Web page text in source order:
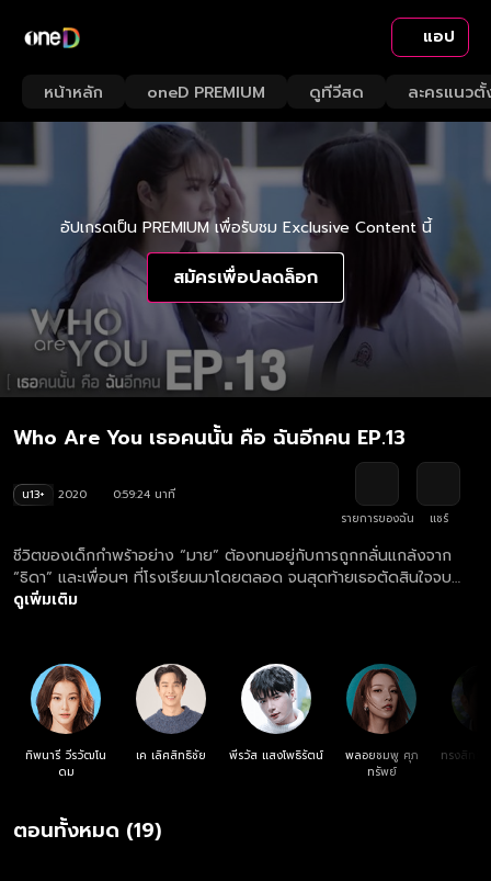
แอป
หน้าหลัก oneD PREMIUM ดูทีวีสด ละครแนวตั้
อัปเกรดเป็น PREMIUM เพื่อรับชม Exclusive Content นี้
สมัครเพื่อปลดล็อก
Who Are You เธอคนนั้น คือ ฉันอีกคน EP.13
น13+ 2020
0:59:24 นาที
รายการของฉัน
แชร์
ชีวิตของเด็กกำพร้าอย่าง “มาย” ต้องทนอยู่กับการถูกกลั่นแกล้งจาก
“ธิดา” และเพื่อนๆ ที่โรงเรียนมาโดยตลอด จนสุดท้ายเธอตัดสินใจจบ
ชีวิตตัวเองเพื่อหลีกหนีจากความเจ็บปวดเหล่านั้นแต่ทว่ามายกลับรอด
กับเธอราวกับฝาแฝด แต่มีชีวิตที่แตกต่างจากมายคนเดิมแทบทุกอย่าง
การใช้ชีวิตในฐานะมีน ทำให้มายได้พบกับ “นที” หนุ่มนักกีฬาว่ายน้ำที่เป็น
เพื่อนสนิทของมีน และ “กันต์” หนุ่มหล่อจอมเกเรประจำโรงเรียน ที่มาคอย
ช่วยเธอตามหาความทรงจำที่หายไป
ดูเพิ่มเติม
ทิพนารี วีรวัฒโน
ดม
เค เลิศสิทธิชัย พีรวัส แสงโพธิรัตน์
พลอยชมพู ศุภ
ทรัพย์
ทรงสิทธิ์
ตอนทั้งหมด (19)